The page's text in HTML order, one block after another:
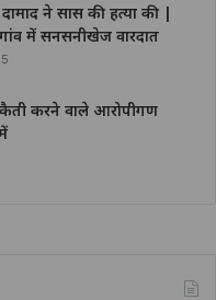
ने सास की हत्या की |
में सनसनीखेज वारदात
करने वाले आरोपीगण